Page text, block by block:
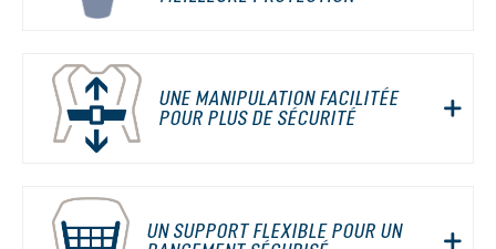
UNE MANIPULATION FACILITÉE
POUR PLUS DE SÉCURITÉ
UN SUPPORT FLEXIBLE POUR UN